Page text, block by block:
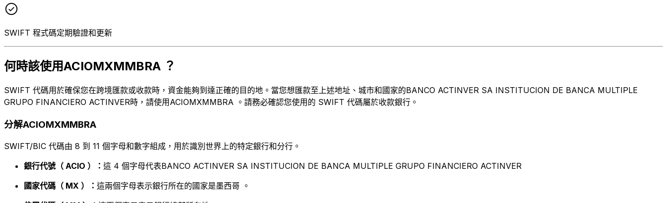
SWIFT 程式碼定期驗證和更新
何時該使用ACIOMXMMBRA ？
SWIFT 代碼用於確保您在跨境匯款或收款時，資金能夠到達正確的目的地。當您想匯款至上述地址、城市和國家的BANCO ACTINVER SA INSTITUCION DE BANCA MULTIPLE
GRUPO FINANCIERO ACTINVER時，請使用ACIOMXMMBRA 。請務必確認您使用的 SWIFT 代碼屬於收款銀行。
分解ACIOMXMMBRA
SWIFT/BIC 代碼由 8 到 11 個字母和數字組成，用於識別世界上的特定銀行和分行。
銀行代號（ ACIO ）： 這 4 個字母代表BANCO ACTINVER SA INSTITUCION DE BANCA MULTIPLE GRUPO FINANCIERO ACTINVER
國家代碼（ MX ）： 這兩個字母表示銀行所在的國家是墨西哥 。